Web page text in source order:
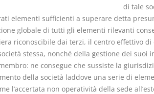
di tale
elementi sufficienti a superare detta
globale di tutti gli elementi rilevanti
riconoscibile dai terzi, il centro effettivo di
stessa, nonché della gestione dei suoi
ne consegue che sussiste la
della società laddove una serie di
l’accertata non operatività della sede